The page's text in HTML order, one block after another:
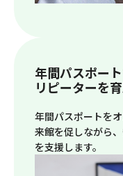
年間パスポー
リピーターを
年間パスポートを
来館を促しながら
を支援します。